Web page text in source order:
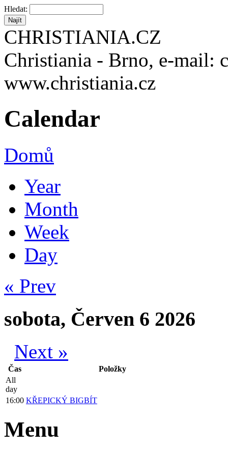
Hledat:
CHRISTIANIA.CZ
Christiania - Brno, e-mail:
www.christiania.cz
Calendar
Domů
Year
Month
Week
Day
« Prev
sobota, Červen 6 2026
Next »
Čas
Položky
All
day
16:00 KŘEPICKÝ BIGBÍT
Menu